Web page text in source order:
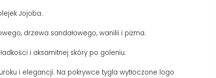
Jojoba.
drzewa sandałowego, wanilii i piżma.
i aksamitnej skóry po goleniu.
i elegancji. Na pokrywce tygla wytłoczone logo